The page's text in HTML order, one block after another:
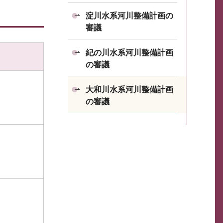
淀川水系河川整備計画の
審議
紀の川水系河川整備計画
の審議
大和川水系河川整備計画
の審議